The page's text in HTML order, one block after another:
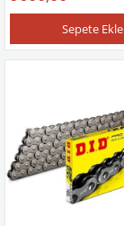
Sepete Ekle